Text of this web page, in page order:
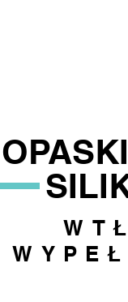
OPASKI